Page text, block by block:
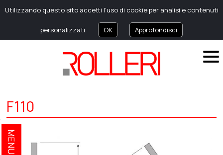
Utilizzando questo sito accetti l’uso di cookie per analisi e contenuti
personalizzati. OK Approfondisci
F110
MENU